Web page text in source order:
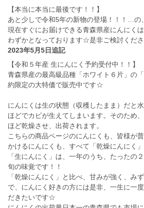
【本当に本当に最後です！！】
あと少しで令和5年の新物の登場！！！…の
現在すぐにお届けできる青森県産にんにく
わずかとなっております☆是非ご検討くだ
2023年5月5日追記
【令和５年産 生にんにく予約受付中！！】
青森県産の最高級品種「ホワイト６片」の
約限定の大特価で販売中です☆
にんにくは生の状態（収穫したまま）だと
ほどでカビが生えてしまいます。そのため
ほど乾燥させ、出荷されます。
こちらの商品ページのにんにくも、皆様が
かけるにんにくも、すべて「乾燥にんにく
「生にんにく」は、一年のうち、たったの
旬の味覚です！！
「乾燥にんにく」と比べ、甘みが強く、み
で、にんにく好きの方には是非、一生に一
だきたいです☆